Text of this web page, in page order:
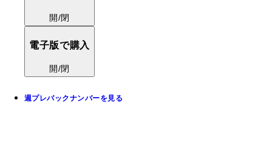
開/閉
電子版で購入
開/閉
週プレバックナンバーを見る